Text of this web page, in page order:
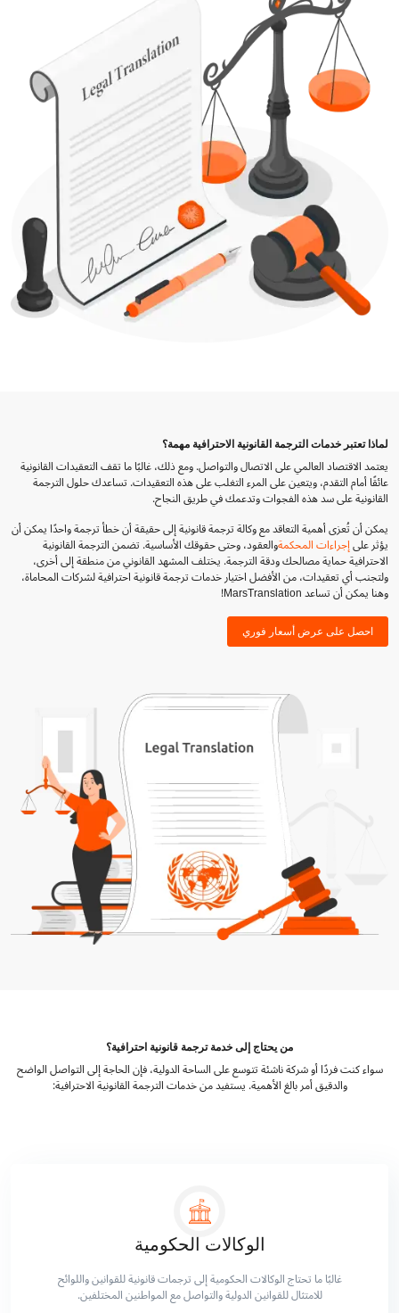
لماذا تعتبر خدمات الترجمة القانونية الاحترافية مهمة؟
يعتمد الاقتصاد العالمي على الاتصال والتواصل. ومع ذلك، غالبًا ما تقف التعقيدات القانونية
عائقًا أمام التقدم، ويتعين على المرء التغلب على هذه التعقيدات. تساعدك حلول الترجمة
القانونية على سد هذه الفجوات وتدعمك في طريق النجاح.
يمكن أن تُعزى أهمية التعاقد مع وكالة ترجمة قانونية إلى حقيقة أن خطأ ترجمة واحدًا يمكن أن
يؤثر علىإجراءات المحكمةوالعقود، وحتى حقوقك الأساسية. تضمن الترجمة القانونية
الاحترافية حماية مصالحك ودقة الترجمة. يختلف المشهد القانوني من منطقة إلى أخرى،
ولتجنب أي تعقيدات، من الأفضل اختيار خدمات ترجمة قانونية احترافية لشركات المحاماة،
وهنا يمكن أن تساعد MarsTranslation!
احصل على عرض أسعار فوري
من يحتاج إلى خدمة ترجمة قانونية احترافية؟
سواء كنت فردًا أو شركة ناشئة تتوسع على الساحة الدولية، فإن الحاجة إلى التواصل الواضح
والدقيق أمر بالغ الأهمية. يستفيد من خدمات الترجمة القانونية الاحترافية:
الوكالات الحكومية
غالبًا ما تحتاج الوكالات الحكومية إلى ترجمات قانونية للقوانين واللوائح
للامتثال للقوانين الدولية والتواصل مع المواطنين المختلفين.